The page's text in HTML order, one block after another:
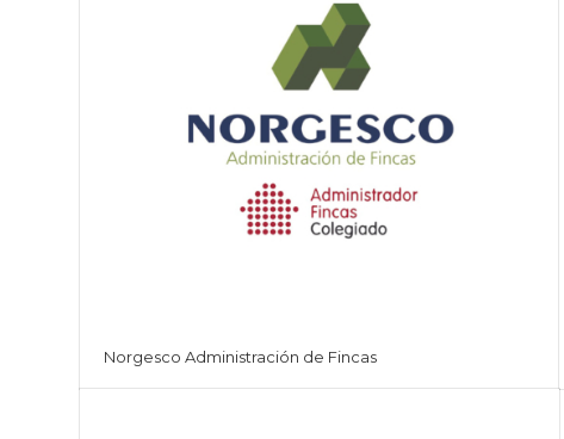
Norgesco Administración de Fincas